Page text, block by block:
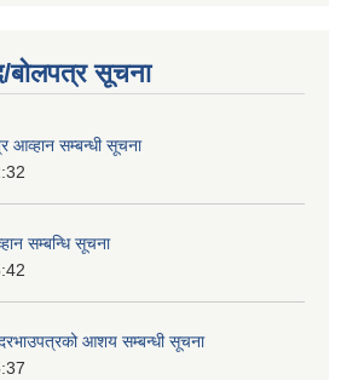
बोलपत्र सूचना
आव्हान सम्बन्धी सूचना
सम्बन्धि सूचना
दरभाउपत्रको आशय सम्बन्धी सूचना